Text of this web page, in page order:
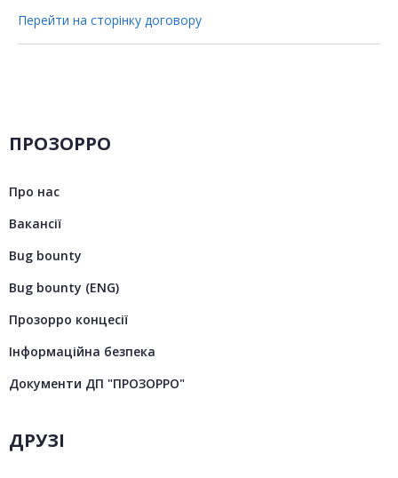
Перейти на сторінку договору
ПРОЗОРРО
Про нас
Вакансії
Bug bounty
Bug bounty (ENG)
Прозорро концесії
Інформаційна безпека
Документи ДП "ПРОЗОРРО"
ДРУЗІ